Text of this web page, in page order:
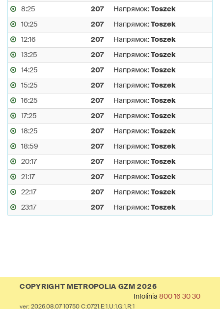
8:25 207 Напрямок: Toszek
10:25 207 Напрямок: Toszek
12:16 207 Напрямок: Toszek
13:25 207 Напрямок: Toszek
14:25 207 Напрямок: Toszek
15:25 207 Напрямок: Toszek
16:25 207 Напрямок: Toszek
17:25 207 Напрямок: Toszek
18:25 207 Напрямок: Toszek
18:59 207 Напрямок: Toszek
20:17 207 Напрямок: Toszek
21:17 207 Напрямок: Toszek
22:17 207 Напрямок: Toszek
23:17 207 Напрямок: Toszek
COPYRIGHT METROPOLIA GZM 2026
Infolinia 800 16 30 30
ver: 2026.08.07 10750 C:0721.E:1.U:1.G:1.R:1